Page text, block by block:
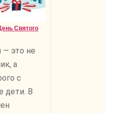
Святого
— это не
а
с
дети. В